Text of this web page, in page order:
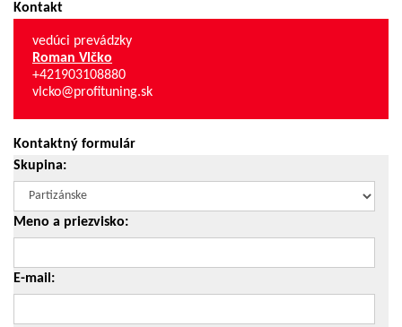
Kontakt
vedúci prevádzky
Roman Vlčko
+421903108880
vlcko@profituning.sk
Kontaktný formulár
Skupina:
Meno a priezvisko:
E-mail: